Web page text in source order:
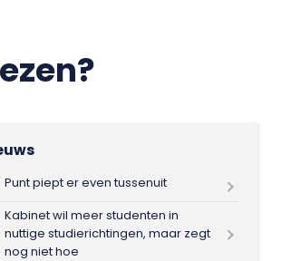
Punt piept er even tussenuit
Kabinet wil meer studenten in
nuttige studierichtingen, maar zegt
nog niet hoe